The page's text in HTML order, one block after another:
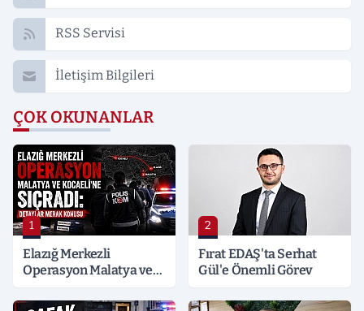
RSS Servisi
İletişim Bilgileri
ÇOK OKUNANLAR
1
Elazığ Merkezli
Operasyon Malatya ve
Detaylar Merak Konusu
2
Fırat EDAŞ'ta Serhat
Gül'e Önemli Görev